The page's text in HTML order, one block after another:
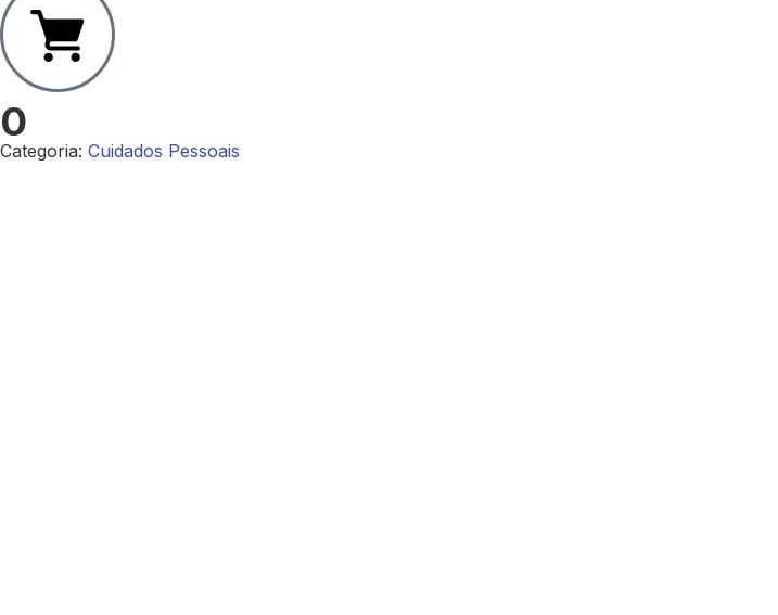
0
Categoria: Cuidados Pessoais